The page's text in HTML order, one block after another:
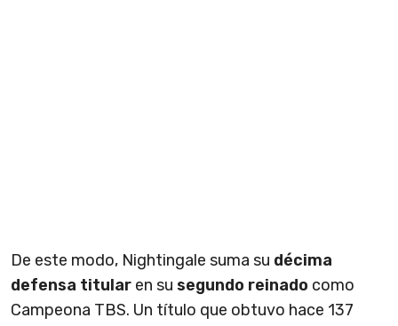
De este modo, Nightingale suma su décima
defensa titular en su segundo reinado como
Campeona TBS. Un título que obtuvo hace 137